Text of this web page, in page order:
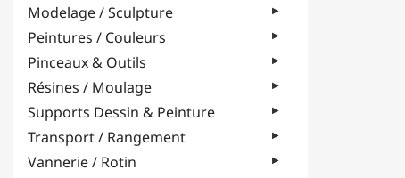
Modelage / Sculpture
Peintures / Couleurs
Pinceaux & Outils
Résines / Moulage
Supports Dessin & Peinture
Transport / Rangement
Vannerie / Rotin